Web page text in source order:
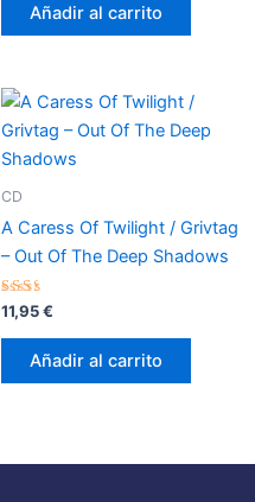
Añadir al carrito
CD
A Caress Of Twilight / Grivtag
– Out Of The Deep Shadows
Valorado
con
2.17
de 5
11,95€
Añadir al carrito